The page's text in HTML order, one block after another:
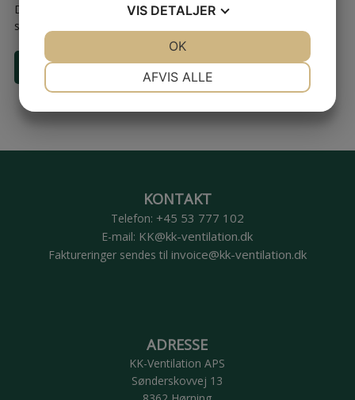
Du er altid velkommen til at give os et kald, så finder vi
sammen en ventilation til jeres behov
Ring til 53 77 71 02
​KONTAKT
​Telefon: +45 53 777 102
E-mail: KK@kk-ventilation.dk
Faktureringer sendes til invoice@kk-ventilation.dk
ADRESSE
​KK-Ventilation APS
Sønderskovvej 13
VIS DETALJER
AFVIS ALLE
OK